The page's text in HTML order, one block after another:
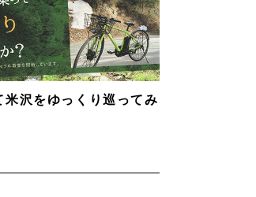
米沢をゆっくり巡ってみ